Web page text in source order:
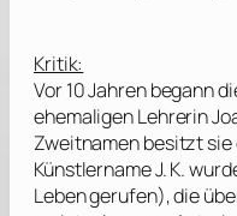
Kritik:
Vor 10 Jahren begann
ehemaligen Lehrerin
Zweitnamen besitzt
Künstlername J. K.
Leben gerufen), die